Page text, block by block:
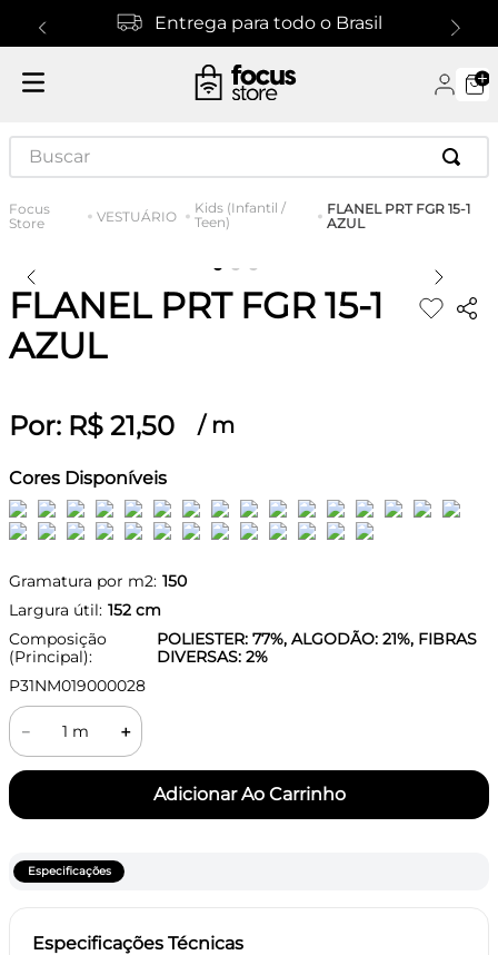
Entrega para todo o Brasil
Buscar
VESTUÁRIO
Kids (Infantil /
Teen)
FLANEL PRT FGR 15-1
AZUL
FLANEL PRT FGR 15-1
AZUL
Por: R$ 21,50 / m
Cores Disponíveis
Gramatura por m2: 150
Largura útil: 152 cm
Composição
(Principal):
POLIESTER: 77%, ALGODÃO: 21%, FIBRAS
DIVERSAS: 2%
P31NM019000028
＋
－
Especificações
Especificações Técnicas